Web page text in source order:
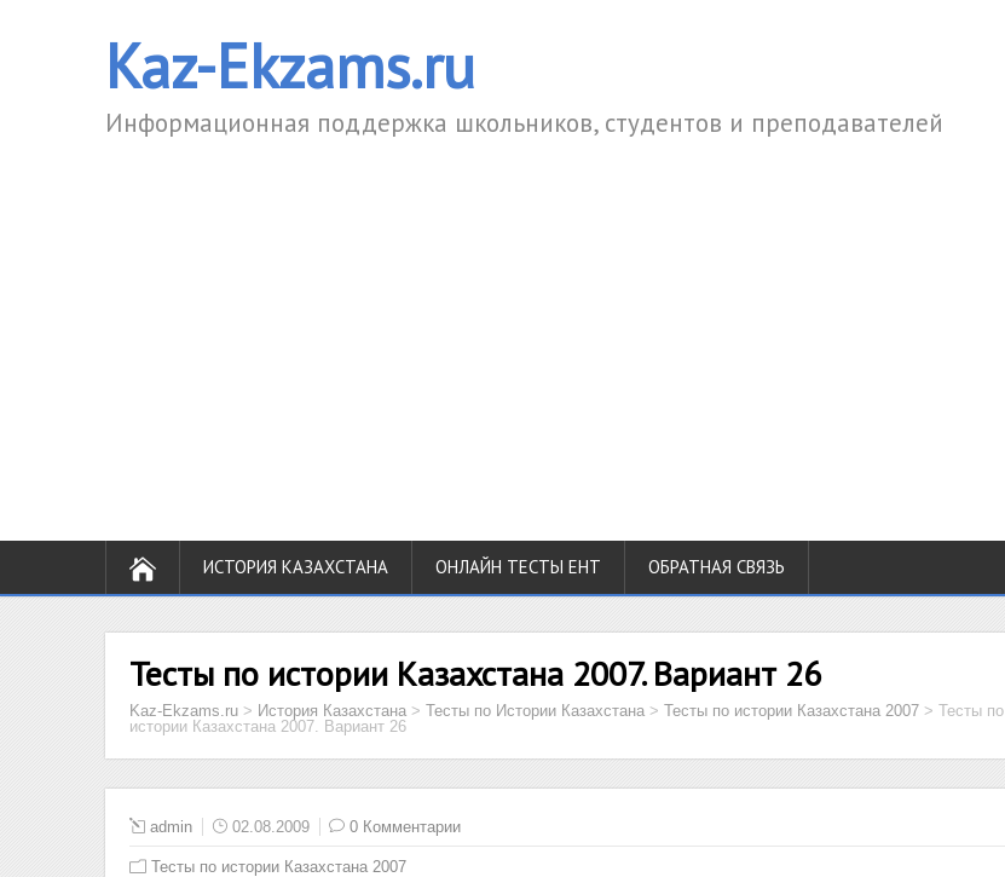
Kaz-Ekzams.ru
Информационная поддержка школьников, студентов и преподавателей
ИСТОРИЯ КАЗАХСТАНА ОНЛАЙН ТЕСТЫ ЕНТ ОБРАТНАЯ СВЯЗЬ
Тесты по истории Казахстана 2007. Вариант 26
Kaz-Ekzams.ru > История Казахстана > Тесты по Истории Казахстана > Тесты по истории Казахстана 2007 > Тесты по
истории Казахстана 2007. Вариант 26
admin 02.08.2009 0 Комментарии
Тесты по истории Казахстана 2007